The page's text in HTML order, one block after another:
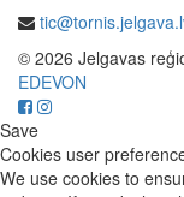
© 2026 Jelgavas
EDEVON
Save
Cookies user
We use cookies to